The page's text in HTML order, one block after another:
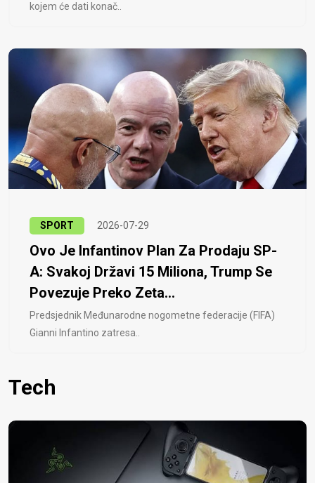
kojem će dati konač..
SPORT 2026-07-29
Ovo Je Infantinov Plan Za Prodaju SP-
A: Svakoj Državi 15 Miliona, Trump Se
Povezuje Preko Zeta...
Predsjednik Međunarodne nogometne federacije (FIFA)
Gianni Infantino zatresa..
Tech